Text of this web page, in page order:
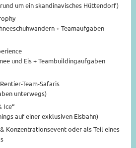
um ein skandinavisches Hüttendorf)
+ Teamaufgaben
und Eis + Teambuildingaufgaben
Team-Safaris
unterwegs)
Ice“
auf einer exklusiven Eisbahn)
Konzentrationsevent oder als Teil eines